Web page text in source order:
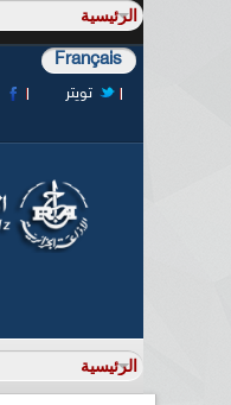
Français
تويتر